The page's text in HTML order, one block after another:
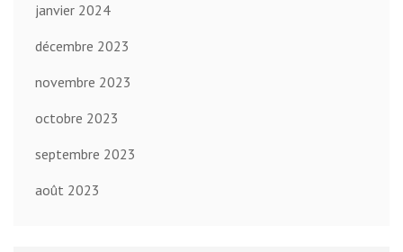
janvier 2024
décembre 2023
novembre 2023
octobre 2023
septembre 2023
août 2023